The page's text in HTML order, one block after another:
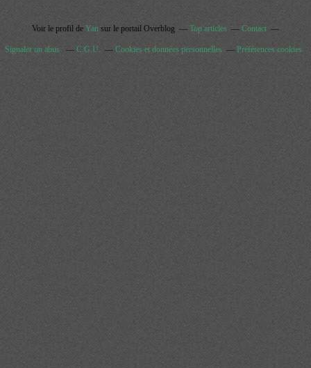
Voir le profil de Yan sur le portail Overblog Top articles Contact
Signaler un abus C.G.U. Cookies et données personnelles Préférences cookies